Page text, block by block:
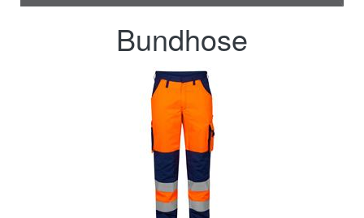
Bundhose